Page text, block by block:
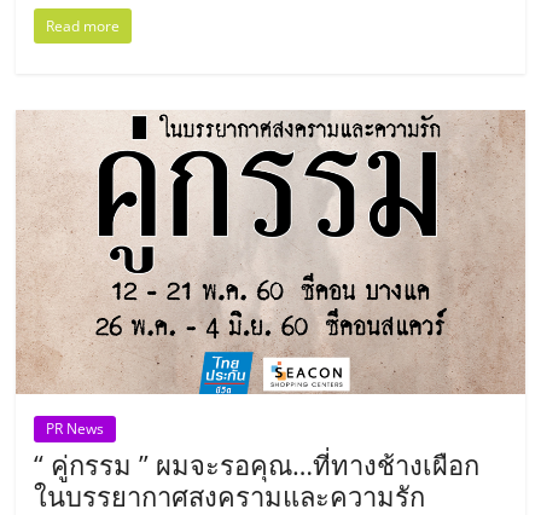
ข้อมูล
ธุรกิจ
ประเทศไทย,
ThaiSMEsCenter,
รวม
ธุรกิจ
เอ
ส
เอ็
มอี
ไทย,
SMEs,
แฟ
รน
ไชส์,
Read more
PR News
“ คู่กรรม ” ผมจะรอคุณ…ที่ทางช้างเผือก
ในบรรยากาศสงครามและความรัก